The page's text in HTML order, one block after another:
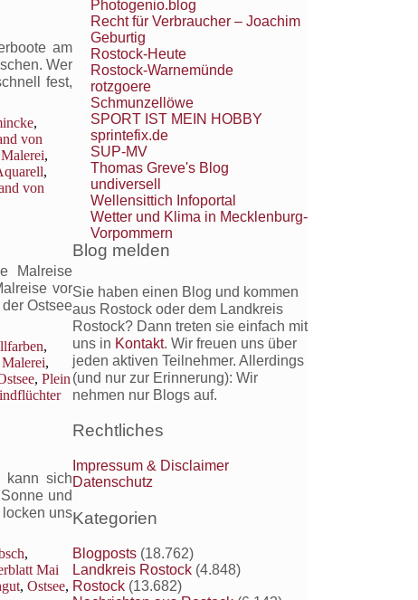
am
Wer
fest,
,
von
Malerei,
,
von
Malreise
vor
Ostsee
,
Malerei,
, Plein
kann sich
und
uns
,
Mai
, Ostsee,
Photogenio.blog
Recht für Verbraucher – Joachim
Geburtig
Rostock-Heute
Rostock-Warnemünde
rotzgoere
Schmunzellöwe
SPORT IST MEIN HOBBY
sprintefix.de
SUP-MV
Thomas Greve's Blog
undiversell
Wellensittich Infoportal
Wetter und Klima in Mecklenburg-
Vorpommern
Blog melden
Sie haben einen Blog und kommen
aus Rostock oder dem Landkreis
Rostock? Dann treten sie einfach mit
uns in Kontakt. Wir freuen uns über
jeden aktiven Teilnehmer. Allerdings
(und nur zur Erinnerung): Wir
nehmen nur Blogs auf.
Rechtliches
Impressum & Disclaimer
Datenschutz
Kategorien
Blogposts (18.762)
Landkreis Rostock (4.848)
Rostock (13.682)